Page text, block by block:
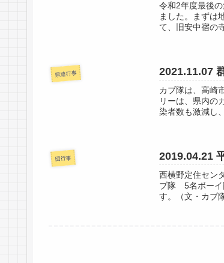
令和2年度最後
ました。まずは
て、旧安中宿の
県連行事
カブ隊は、高崎
リーは、県内の
染者数も激減し
団行事 2019.04.21
西横野定住セン
ブ隊 5名ボーイ
す。（文・カブ